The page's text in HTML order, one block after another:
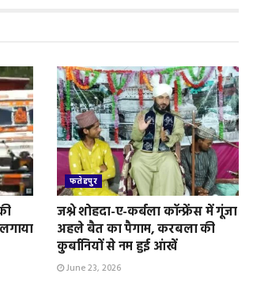
फतेहपुर
जश्ने शोहदा-ए-कर्बला कॉन्फ्रेंस में गूंजा
अहले बैत का पैगाम, करबला की
कुर्बानियों से नम हुई आंखें
June 23, 2026